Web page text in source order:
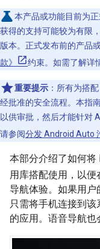
本产品或功能目前为
获得的支持可能较为有限
版本。正式发布前的产品
款》
约束。如需了解详
重要提示 ：所有为搭
经批准的安全流程。本指
以供审批，然后才能针对
请参阅分发 Android Auto
本部分介绍了如何将
用库搭配使用，以便
导航体验。如果用户
只需将手机连接到
的应用。语音导航也